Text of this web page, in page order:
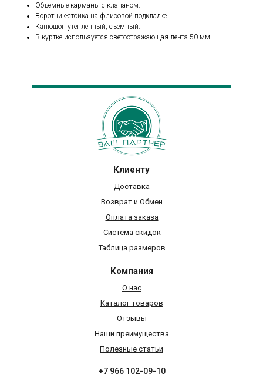
Объемные карманы с клапаном.
Воротник-стойка на флисовой подкладке.
Капюшон утепленный, съемный.
В куртке используется светоотражающая лента 50 мм.
Доставка
Возврат и Обмен
Система скидок
Таблица размеров
Оплата заказа
Клиенту
О нас
Каталог товаров
Наши преимущества
Полезные статьи
Отзывы
Компания
+7 966 102-09-10